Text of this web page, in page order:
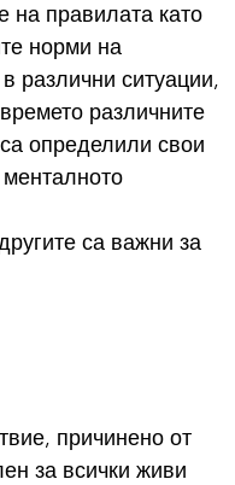
на правилата като
норми на
различни ситуации,
различните
определили свои
са важни за
причинено от
за всички живи